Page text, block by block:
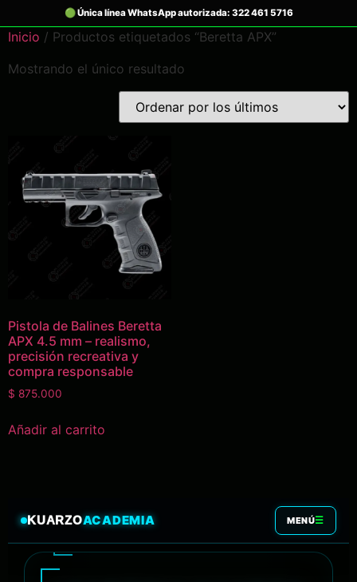
Inicio / Productos etiquetados “Beretta APX”
Mostrando el único resultado
Pistola de Balines Beretta
APX 4.5 mm – realismo,
precisión recreativa y
compra responsable
$ 875.000
Añadir al carrito
KUARZOACADEMIA MENÚ☰